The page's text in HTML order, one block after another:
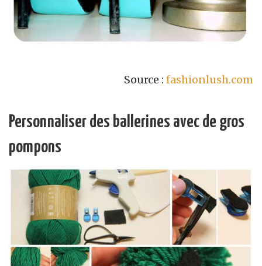
Source : fashionlush.com
Personnaliser des ballerines avec de gros
pompons